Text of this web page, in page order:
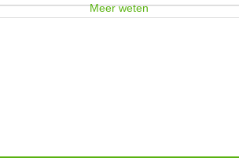
Meer weten